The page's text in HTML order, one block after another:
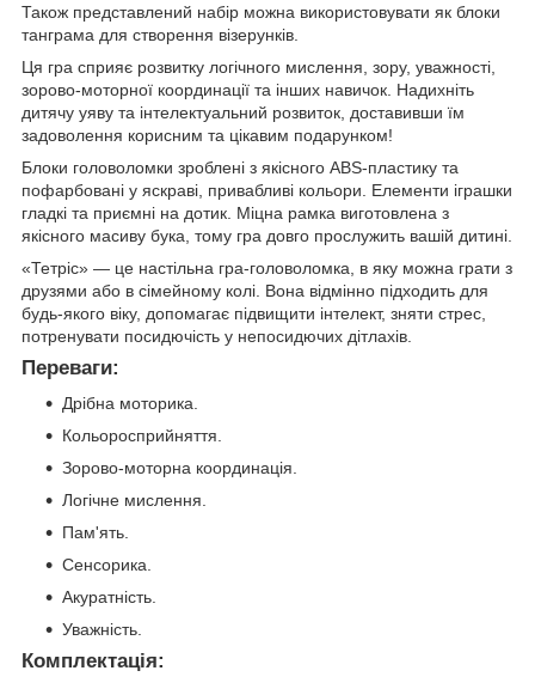
Також представлений набір можна використовувати як блоки
танграма для створення візерунків.
Ця гра сприяє розвитку логічного мислення, зору, уважності,
зорово-моторної координації та інших навичок. Надихніть
дитячу уяву та інтелектуальний розвиток, доставивши їм
задоволення корисним та цікавим подарунком!
Блоки головоломки зроблені з якісного ABS-пластику та
пофарбовані у яскраві, привабливі кольори. Елементи іграшки
гладкі та приємні на дотик. Міцна рамка виготовлена з
якісного масиву бука, тому гра довго прослужить вашій дитині.
«Тетріс» — це настільна гра-головоломка, в яку можна грати з
друзями або в сімейному колі. Вона відмінно підходить для
будь-якого віку, допомагає підвищити інтелект, зняти стрес,
потренувати посидючість у непосидючих дітлахів.
Переваги:
Дрібна моторика.
Кольоросприйняття.
Зорово-моторна координація.
Логічне мислення.
Пам'ять.
Сенсорика.
Акуратність.
Уважність.
Комплектація: